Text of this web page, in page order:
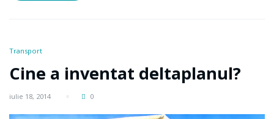
Transport
Cine a inventat deltaplanul?
iulie 18, 2014 0